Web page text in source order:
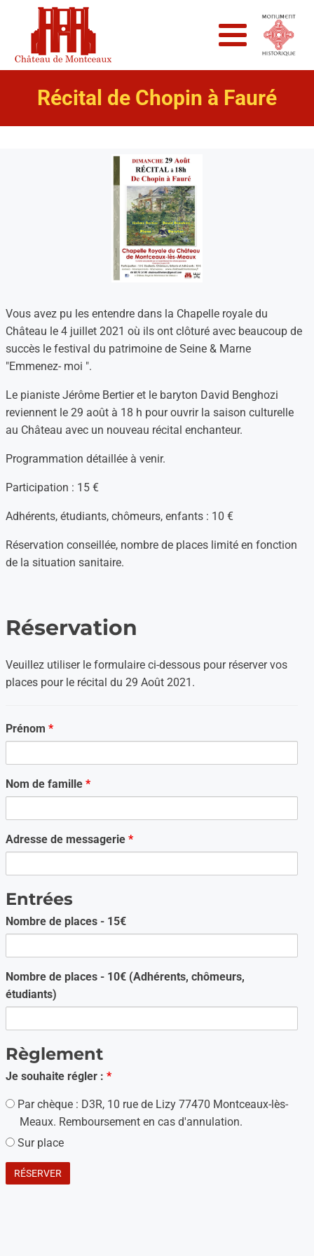
Récital de Chopin à Fauré
Vous avez pu les entendre dans la Chapelle royale du
Château le 4 juillet 2021 où ils ont clôturé avec beaucoup de
succès le festival du patrimoine de Seine & Marne
"Emmenez- moi ".
Le pianiste Jérôme Bertier et le baryton David Benghozi
reviennent le 29 août à 18 h pour ouvrir la saison culturelle
au Château avec un nouveau récital enchanteur.
Programmation détaillée à venir.
Participation : 15 €
Adhérents, étudiants, chômeurs, enfants : 10 €
Réservation conseillée, nombre de places limité en fonction
de la situation sanitaire.
Réservation
Veuillez utiliser le formulaire ci-dessous pour réserver vos
places pour le récital du 29 Août 2021.
Prénom *
Nom de famille *
Adresse de messagerie *
Entrées
Nombre de places - 15€
Nombre de places - 10€ (Adhérents, chômeurs,
étudiants)
Règlement
Je souhaite régler : *
Par chèque : D3R, 10 rue de Lizy 77470 Montceaux-lès-
Meaux. Remboursement en cas d'annulation.
Sur place